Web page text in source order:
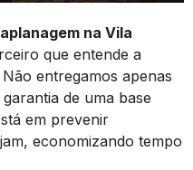
na Vila
que entende a
entregamos apenas
de uma base
em prevenir
economizando tempo